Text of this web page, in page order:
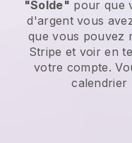
"Solde" pour que
d'argent vous
que vous pouvez
Stripe et voir en
votre compte.
calendrier